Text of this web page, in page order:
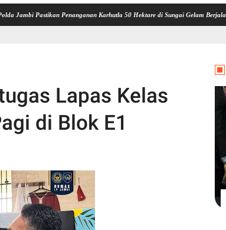
Penanganan Karhutla 50 Hektare di Sungai Gelam Berjalan Maksimal
Lapas Kelas
di Blok E1